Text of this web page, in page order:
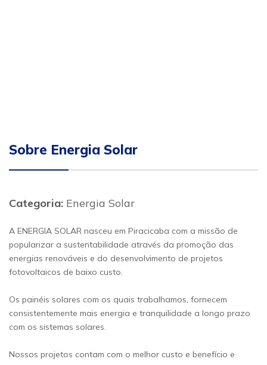
Sobre Energia Solar
Categoria: Energia Solar
A ENERGIA SOLAR nasceu em Piracicaba com a missão de
popularizar a sustentabilidade através da promoção das
energias renováveis e do desenvolvimento de projetos
fotovoltaicos de baixo custo.
Os painéis solares com os quais trabalhamos, fornecem
consistentemente mais energia e tranquilidade a longo prazo
com os sistemas solares.
Nossos projetos contam com o melhor custo e benefício e